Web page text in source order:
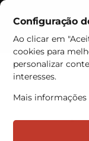
Configuração
Ao clicar em
cookies para
personalizar
interesses.
Mais informações
Histórias